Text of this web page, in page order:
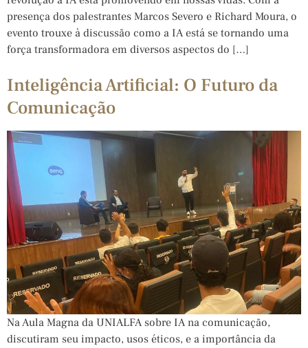
presença dos palestrantes Marcos Severo e Richard Moura, o
evento trouxe à discussão como a IA está se tornando uma
força transformadora em diversos aspectos do […]
Inteligência Artificial: O Futuro da
Comunicação
Na Aula Magna da UNIALFA sobre IA na comunicação,
discutiram seu impacto, usos éticos, e a importância da